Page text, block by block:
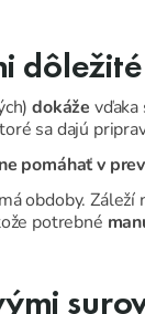
dokáže
sa dajú
pomáhať v
obdoby.
potrebné